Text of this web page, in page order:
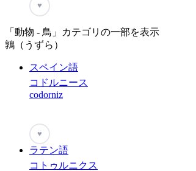
♥
「動物 - 鳥」カテゴリの一部を表示
鶉（うずら）
スペイン語
コドルニース
codorniz
♥
ラテン語
コトゥルニクス